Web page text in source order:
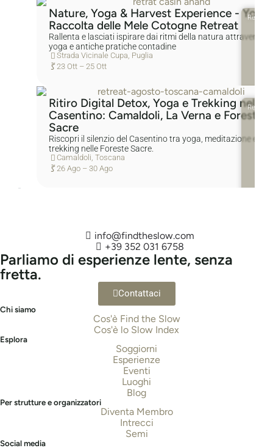
Nature, Yoga & Harvest Experience - Yoga
Raccolta delle Mele Cotogne Retreat
Rallenta e lasciati ispirare dai ritmi della natura attraverso
yoga e antiche pratiche contadine
Strada Vicinale Cupa, Puglia
23 Ott – 25 Ott
Relax
Ritiro Digital Detox, Yoga e Trekking nel
Casentino: Camaldoli, La Verna e Foreste
Sacre
Riscopri il silenzio del Casentino tra yoga, meditazione e
trekking nelle Foreste Sacre.
Camaldoli, Toscana
26 Ago – 30 Ago
Relax
info@findtheslow.com
+39 352 031 6758
Parliamo di esperienze lente, senza
fretta.
Contattaci
Chi siamo
Cos'è Find the Slow
Cos'è lo Slow Index
Esplora
Soggiorni
Esperienze
Eventi
Luoghi
Blog
Per strutture e organizzatori
Diventa Membro
Intrecci
Semi
Social media